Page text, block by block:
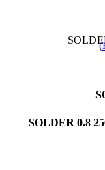
SOLDER 0.8